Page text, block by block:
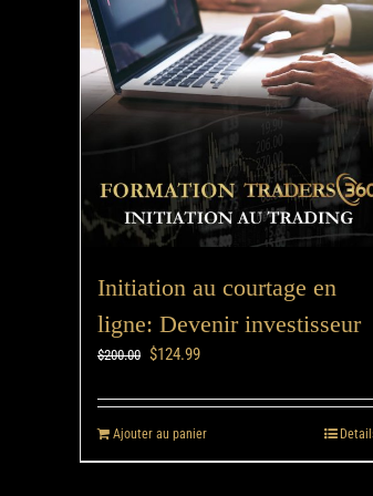
Initiation au courtage en
ligne: Devenir investisseur
$200.00 $124.99
Ajouter au panier